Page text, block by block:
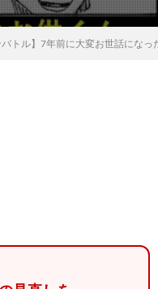
バトル】7年前に大変お世話にな